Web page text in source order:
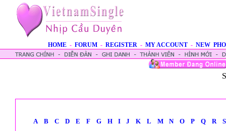
HOME - FORUM - REGISTER - MY ACCOUNT - NEW
A B C D E F G H I J K L M N O P Q R S